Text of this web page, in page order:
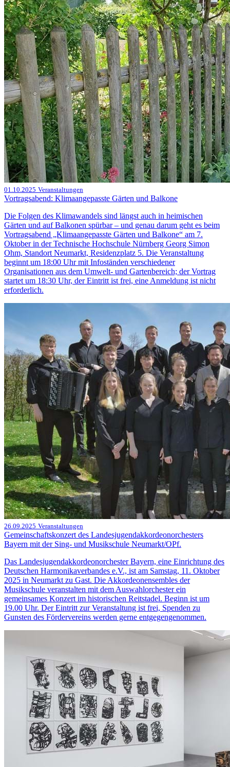
01.10.2025 Veranstaltungen
Vortragsabend: Klimaangepasste Gärten und Balkone
Die Folgen des Klimawandels sind längst auch in heimischen
Gärten und auf Balkonen spürbar – und genau darum geht es beim
Vortragsabend „Klimaangepasste Gärten und Balkone“ am 7.
Oktober in der Technische Hochschule Nürnberg Georg Simon
Ohm, Standort Neumarkt, Residenzplatz 5. Die Veranstaltung
beginnt um 18:00 Uhr mit Infoständen verschiedener
Organisationen aus dem Umwelt- und Gartenbereich; der Vortrag
startet um 18:30 Uhr, der Eintritt ist frei, eine Anmeldung ist nicht
erforderlich.
26.09.2025 Veranstaltungen
Gemeinschaftskonzert des Landesjugendakkordeonorchesters
Bayern mit der Sing- und Musikschule Neumarkt/OPf.
Das Landesjugendakkordeonorchester Bayern, eine Einrichtung des
Deutschen Harmonikaverbandes e.V., ist am Samstag, 11. Oktober
2025 in Neumarkt zu Gast. Die Akkordeonensembles der
Musikschule veranstalten mit dem Auswahlorchester ein
gemeinsames Konzert im historischen Reitstadel. Beginn ist um
19.00 Uhr. Der Eintritt zur Veranstaltung ist frei, Spenden zu
Gunsten des Fördervereins werden gerne entgegengenommen.